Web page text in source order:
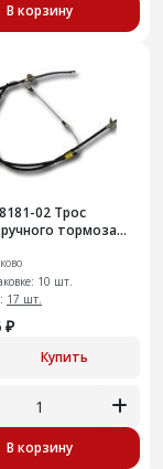
В корзину
02 Трос
тормоза
10 шт.
17 шт.
₽
Купить
В корзину